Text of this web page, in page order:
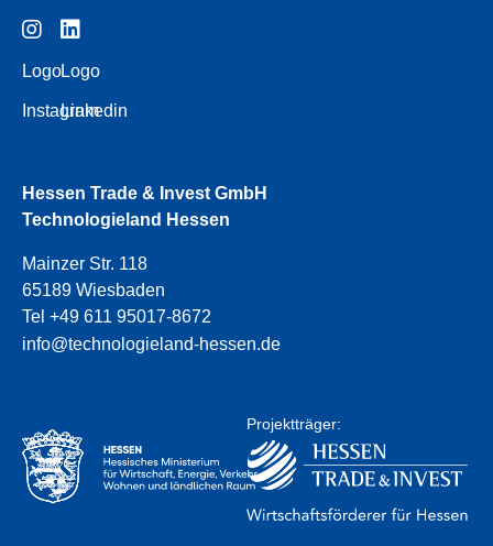
Logo
Instagram
Logo
Linkedin
Hessen Trade & Invest GmbH
Technologieland Hessen
Mainzer Str. 118
65189 Wiesbaden
Tel +49 611 95017-8672
info@technologieland-hessen.de
Projektträger: